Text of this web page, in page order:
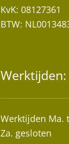
KvK: 08127361
BTW:
Werktijden:
Werktijden Ma.
Za. gesloten